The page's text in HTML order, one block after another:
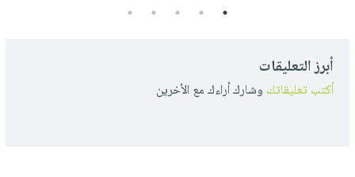
1
2
3
4
5
أبرز التعليقات
أكتب تعليقاتك وشارك أراءك مع الأخرين